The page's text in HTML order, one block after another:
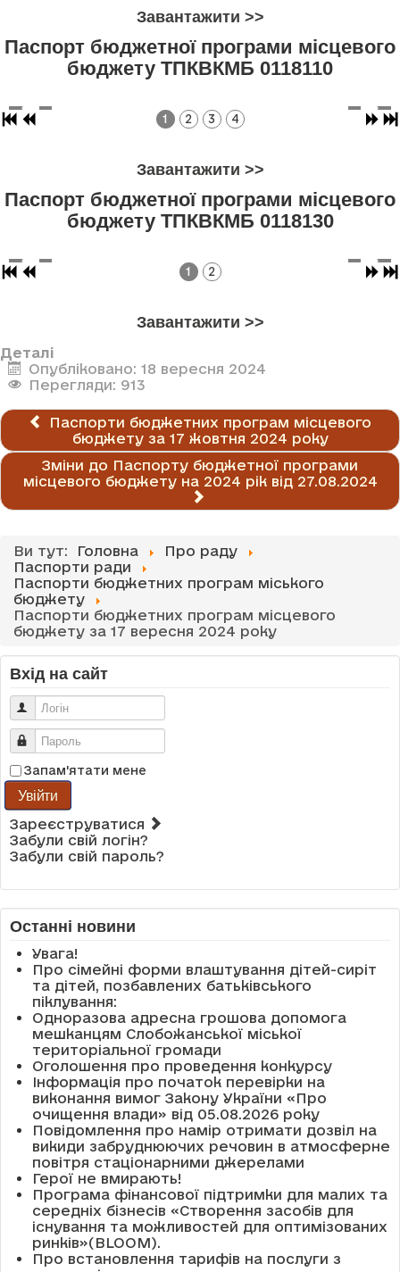
Завантажити >>
Паспорт бюджетної програми місцевого
бюджету ТПКВКМБ 0118110
1 2 3 4
Завантажити >>
Паспорт бюджетної програми місцевого
бюджету ТПКВКМБ 0118130
1 2
Завантажити >>
Деталі
Опубліковано: 18 вересня 2024
Перегляди: 913
Паспорти бюджетних програм місцевого
бюджету за 17 жовтня 2024 року
Зміни до Паспорту бюджетної програми
місцевого бюджету на 2024 рік від 27.08.2024
Ви тут: Головна
Про раду
Паспорти ради
Паспорти бюджетних програм міського
бюджету
Паспорти бюджетних програм місцевого
бюджету за 17 вересня 2024 року
Вхід на сайт
Логін
Пароль
Запам'ятати мене
Увійти
Зареєструватися
Забули свій логін?
Забули свій пароль?
Останні новини
Увага!
Про сімейні форми влаштування дітей-сиріт
та дітей, позбавлених батьківського
піклування:
Одноразова адресна грошова допомога
мешканцям Слобожанської міської
територіальної громади
Оголошення про проведення конкурсу
Інформація про початок перевірки на
виконання вимог Закону України «Про
очищення влади» від 05.08.2026 року
Повідомлення про намір отримати дозвіл на
викиди забруднюючих речовин в атмосферне
повітря стаціонарними джерелами
Герої не вмирають!
Програма фінансової підтримки для малих та
середніх бізнесів «Створення засобів для
існування та можливостей для оптимізованих
ринків»(BLOOM).
Про встановлення тарифів на послуги з